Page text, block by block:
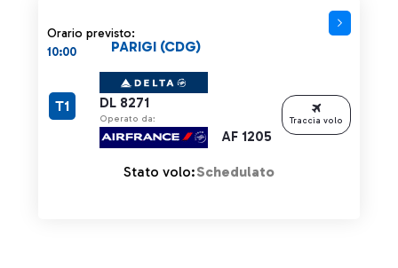
Orario previsto:
10:00
DL 8271
Operato da:
AF 1205
PARIGI (CDG)
T1
Stato volo:Schedulato
Traccia volo